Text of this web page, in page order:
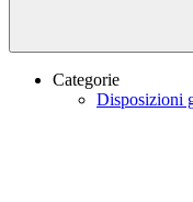
Categorie
Disposizioni